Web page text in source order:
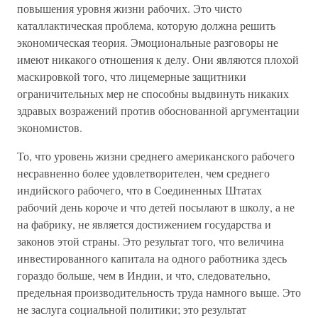
повышения уровня жизни рабочих. Это чисто
каталлактическая проблема, которую должна решить
экономическая теория. Эмоциональные разговоры не
имеют никакого отношения к делу. Они являются плохой
маскировкой того, что лицемерные защитники
ограничительных мер не способны выдвинуть никаких
здравых возражений против обоснованной аргументации
экономистов.
То, что уровень жизни среднего американского рабочего
несравненно более удовлетворителен, чем среднего
индийского рабочего, что в Соединенных Штатах
рабочий день короче и что детей посылают в школу, а не
на фабрику, не является достижением государства и
законов этой страны. Это результат того, что величина
инвестированного капитала на одного работника здесь
гораздо больше, чем в Индии, и что, следовательно,
предельная производительность труда намного выше. Это
не заслуга социальной политики; это результат